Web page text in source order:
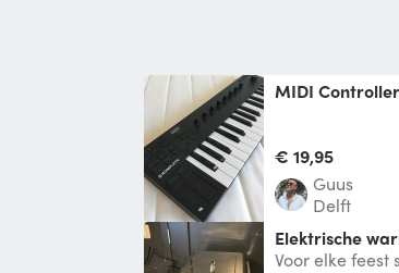
MIDI
€ 19,95
Guus
Delft
Elektrische
Voor elke feest